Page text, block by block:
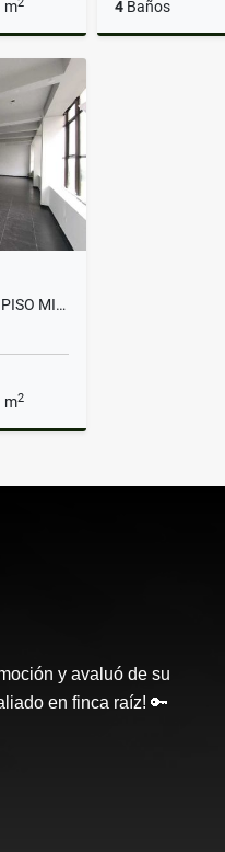
m
Venta
4 Baños
ARRIENDA LOCAL SEGUNDO PISO MILÁN MANIZALES
m2
y avaluó de su
en finca raíz! 🔑